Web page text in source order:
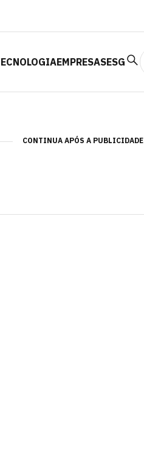
EMPRESASESG
CONTINUA APÓS A PUBLICIDADE